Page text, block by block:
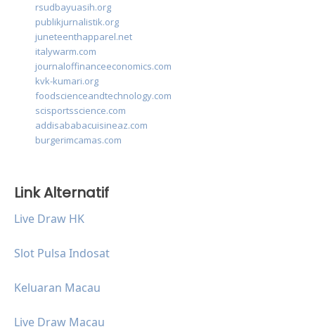
rsudbayuasih.org
publikjurnalistik.org
juneteenthapparel.net
italywarm.com
journaloffinanceeconomics.com
kvk-kumari.org
foodscienceandtechnology.com
scisportsscience.com
addisababacuisineaz.com
burgerimcamas.com
Link Alternatif
Live Draw HK
Slot Pulsa Indosat
Keluaran Macau
Live Draw Macau